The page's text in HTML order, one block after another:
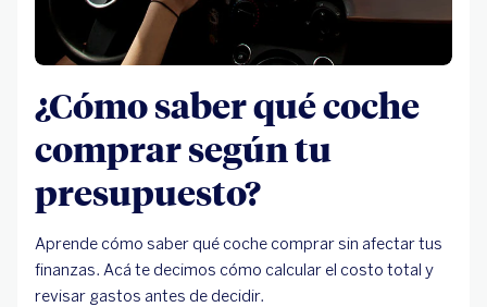
¿Cómo saber qué coche
comprar según tu
presupuesto?
Aprende cómo saber qué coche comprar sin afectar tus
finanzas. Acá te decimos cómo calcular el costo total y
revisar gastos antes de decidir.